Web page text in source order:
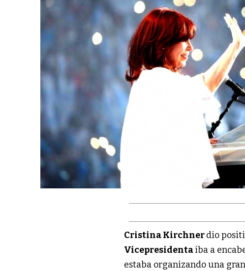
Cristina Kirchnerdio
Vicepresidentaiba a
estaba organizando una